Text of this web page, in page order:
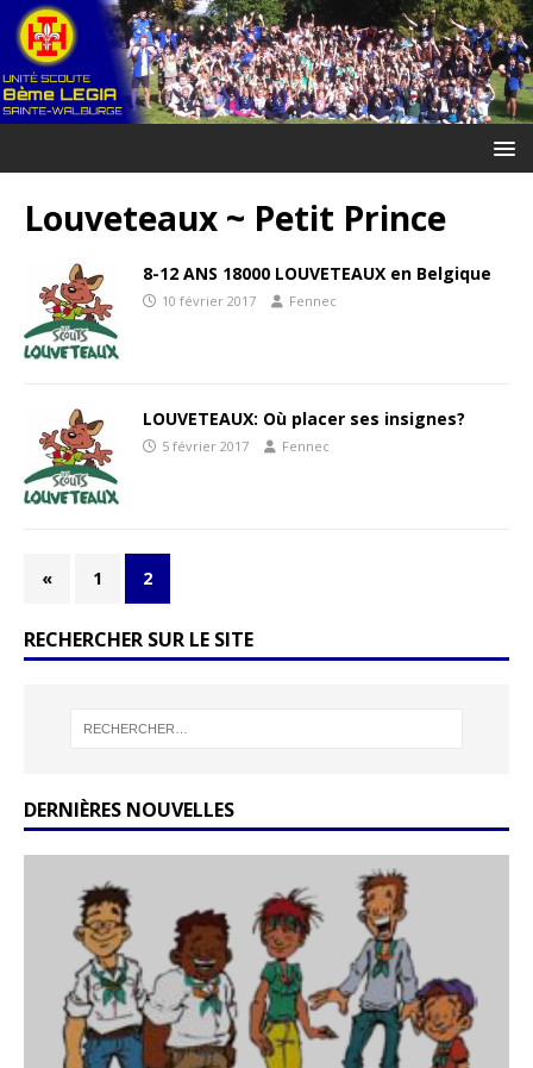
Louveteaux ~ Petit Prince
8-12 ANS 18000 LOUVETEAUX en Belgique
10 février 2017 Fennec
LOUVETEAUX: Où placer ses insignes?
5 février 2017 Fennec
« 1 2
RECHERCHER SUR LE SITE
DERNIÈRES NOUVELLES